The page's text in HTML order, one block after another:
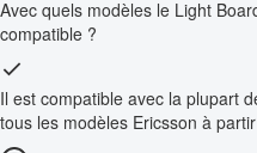
Avec quels modèles le Light
compatible ?
Il est compatible avec la plupart
tous les modèles Ericsson à